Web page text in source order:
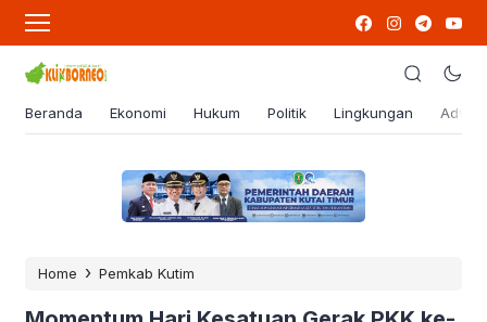
Beranda Ekonomi Hukum Politik Lingkungan
Home › Pemkab Kutim